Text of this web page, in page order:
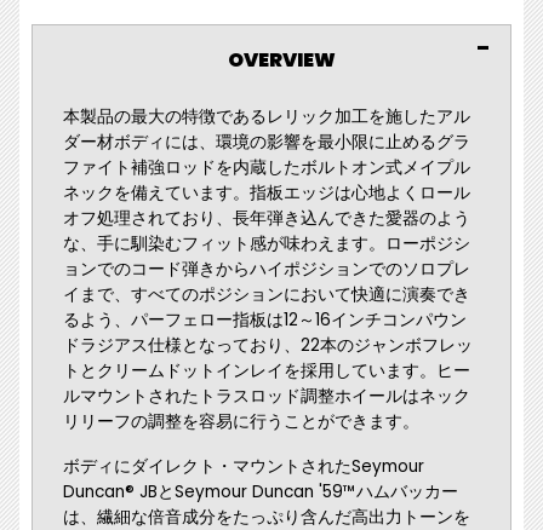
OVERVIEW
本製品の最大の特徴であるレリック加工を施したアル
ダー材ボディには、環境の影響を最小限に止めるグラ
ファイト補強ロッドを内蔵したボルトオン式メイプル
ネックを備えています。指板エッジは心地よくロール
オフ処理されており、長年弾き込んできた愛器のよう
な、手に馴染むフィット感が味わえます。ローポジシ
ョンでのコード弾きからハイポジションでのソロプレ
イまで、すべてのポジションにおいて快適に演奏でき
るよう、パーフェロー指板は12～16インチコンパウン
ドラジアス仕様となっており、22本のジャンボフレッ
トとクリームドットインレイを採用しています。ヒー
ルマウントされたトラスロッド調整ホイールはネック
リリーフの調整を容易に行うことができます。
ボディにダイレクト・マウントされたSeymour
Duncan® JBとSeymour Duncan '59™ハムバッカー
は、繊細な倍音成分をたっぷり含んだ高出力トーンを